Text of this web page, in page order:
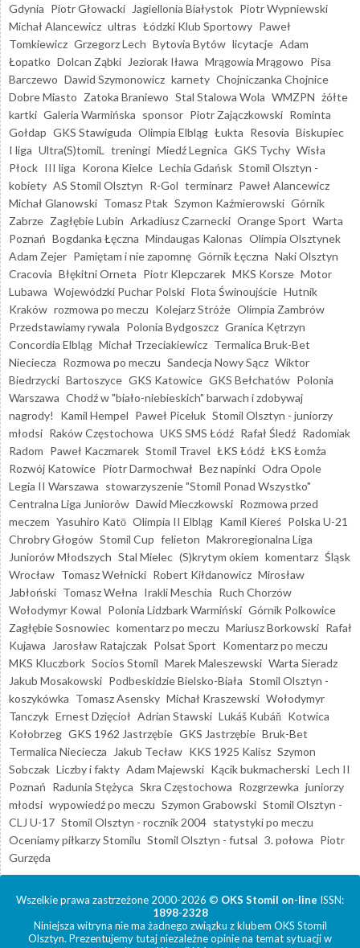
Gdynia Piotr Głowacki Jagiellonia Białystok Piotr Wypniewski
Michał Alancewicz ultras Łódzki Klub Sportowy Paweł
Tomkiewicz Grzegorz Lech Bytovia Bytów licytacje Adam
Łopatko Dolcan Ząbki Jeziorak Iława Mrągowia Mrągowo Pisa
Barczewo Dawid Szymonowicz karnety Chojniczanka Chojnice
Dobre Miasto Zatoka Braniewo Stal Stalowa Wola WMZPN żółte
kartki Galeria Warmińska sponsor Piotr Zajączkowski Rominta
Gołdap GKS Stawiguda Olimpia Elbląg Łukta Resovia Biskupiec
I liga Ultra(S)tomiL treningi Miedź Legnica GKS Tychy Wisła
Płock III liga Korona Kielce Lechia Gdańsk Stomil Olsztyn -
kobiety AS Stomil Olsztyn R-Gol terminarz Paweł Alancewicz
Michał Glanowski Tomasz Ptak Szymon Kaźmierowski Górnik
Zabrze Zagłębie Lubin Arkadiusz Czarnecki Orange Sport Warta
Poznań Bogdanka Łęczna Mindaugas Kalonas Olimpia Olsztynek
Adam Zejer Pamiętam i nie zapomnę Górnik Łęczna Naki Olsztyn
Cracovia Błękitni Orneta Piotr Klepczarek MKS Korsze Motor
Lubawa Wojewódzki Puchar Polski Flota Świnoujście Hutnik
Kraków rozmowa po meczu Kolejarz Stróże Olimpia Zambrów
Przedstawiamy rywala Polonia Bydgoszcz Granica Kętrzyn
Concordia Elbląg Michał Trzeciakiewicz Termalica Bruk-Bet
Nieciecza Rozmowa po meczu Sandecja Nowy Sącz Wiktor
Biedrzycki Bartoszyce GKS Katowice GKS Bełchatów Polonia
Warszawa Chodź w "biało-niebieskich" barwach i zdobywaj
nagrody!
Kamil Hempel Paweł Piceluk Stomil Olsztyn - juniorzy
młodsi Raków Częstochowa UKS SMS Łódź Rafał Śledź Radomiak
Radom Paweł Kaczmarek Stomil Travel ŁKS Łódź ŁKS Łomża
Rozwój Katowice Piotr Darmochwał Bez napinki Odra Opole
Legia II Warszawa stowarzyszenie "Stomil Ponad Wszystko"
Centralna Liga Juniorów Dawid Mieczkowski Rozmowa przed
meczem Yasuhiro Katō Olimpia II Elbląg Kamil Kiereś Polska U-21
Chrobry Głogów Stomil Cup felieton Makroregionalna Liga
Juniorów Młodszych Stal Mielec (S)krytym okiem komentarz Śląsk
Wrocław Tomasz Wełnicki Robert Kiłdanowicz Mirosław
Jabłoński Tomasz Wełna Irakli Meschia Ruch Chorzów
Wołodymyr Kowal Polonia Lidzbark Warmiński Górnik Polkowice
Zagłębie Sosnowiec komentarz po meczu Mariusz Borkowski Rafał
Kujawa
Jarosław Ratajczak Polsat Sport Komentarz po meczu
MKS Kluczbork Socios Stomil Marek Maleszewski Warta Sieradz
Jakub Mosakowski Podbeskidzie Bielsko-Biała Stomil Olsztyn -
koszykówka Tomasz Asensky Michał Kraszewski Wołodymyr
Tanczyk Ernest Dzięcioł Adrian Stawski Lukáš Kubáň Kotwica
Kołobrzeg GKS 1962 Jastrzębie GKS Jastrzębie Bruk-Bet
Termalica Nieciecza
Jakub Tecław KKS 1925 Kalisz Szymon
Sobczak Liczby i fakty Adam Majewski Kącik bukmacherski Lech II
Poznań Radunia Stężyca Skra Częstochowa Rozgrzewka juniorzy
młodsi wypowiedź po meczu Szymon Grabowski Stomil Olsztyn -
CLJ U-17 Stomil Olsztyn - rocznik 2004 statystyki po meczu
Oceniamy piłkarzy Stomilu Stomil Olsztyn - futsal 3. połowa Piotr
Gurzęda
Wszelkie prawa zastrzeżone 2000-2026 © OKS Stomil on-line ISSN:
1898-2328
Niniejsza witryna nie ma żadnego związku z klubem OKS Stomil
Olsztyn. Prezentujemy tutaj niezależne opinie na temat sytuacji w